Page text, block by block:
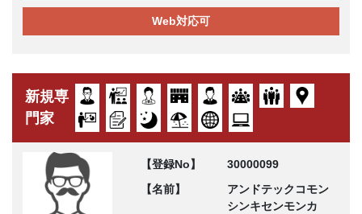
Web対応可
新規専
門家
【登録No】
30000099
【名前】
アンドテックコモン
シンキセンモンカ